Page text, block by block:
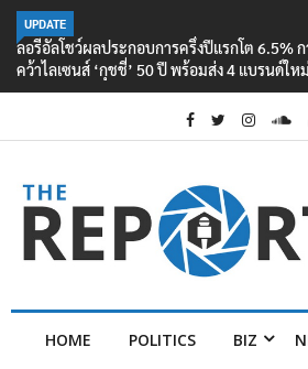
UPDATE
ลอรีอัลโชว์ผลประกอบการครึ่งปีแรกโต 6.5%
คว้าไลเซนส์ ‘กุชชี่’ 50 ปี พร้อมส่ง 4 แบรนด์ใ
HOME POLITICS BIZ